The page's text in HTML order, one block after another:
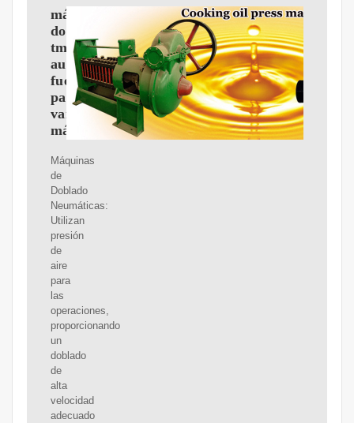
máquina
dobladora
tmt
automática
fuerte
para
varias
máquinas
Máquinas
de
Doblado
Neumáticas:
Utilizan
presión
de
aire
para
las
operaciones,
proporcionando
un
doblado
de
alta
velocidad
adecuado